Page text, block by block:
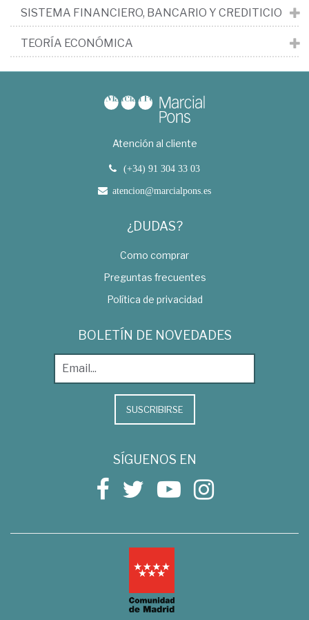
SISTEMA FINANCIERO, BANCARIO Y CREDITICIO
TEORÍA ECONÓMICA
Atención al cliente
(+34) 91 304 33 03
atencion@marcialpons.es
¿DUDAS?
Como comprar
Preguntas frecuentes
Política de privacidad
BOLETÍN DE NOVEDADES
SUSCRIBIRSE
SÍGUENOS EN